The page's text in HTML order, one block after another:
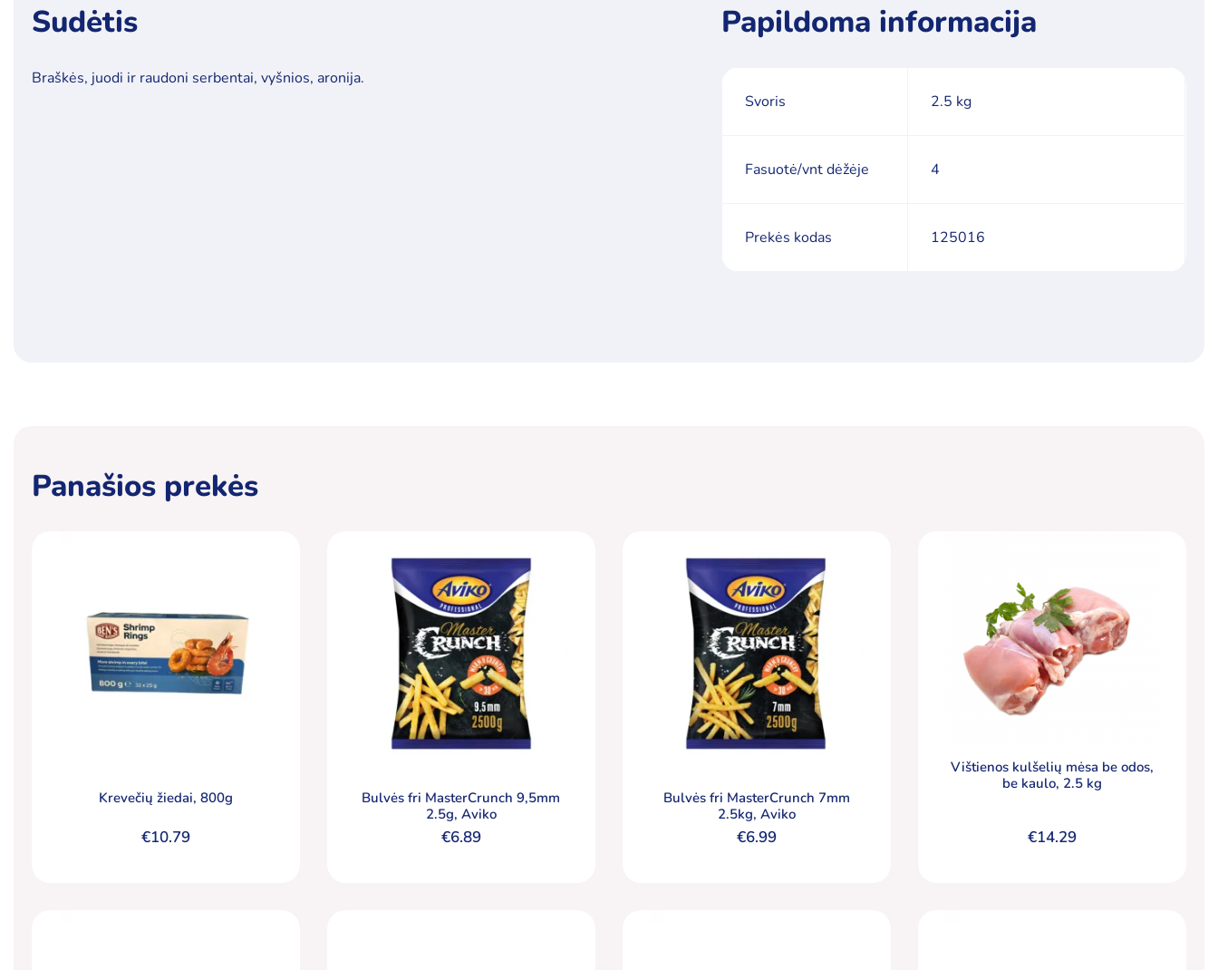
Sudėtis
Braškės, juodi ir raudoni serbentai, vyšnios, aronija.
Papildoma informacija
Svoris 2.5 kg
Fasuotė/vnt dėžėje 4
Prekės kodas 125016
Panašios prekės
Krevečių žiedai, 800g
€10.79
Bulvės fri MasterCrunch 9,5mm
2.5g, Aviko
€6.89
Bulvės fri MasterCrunch 7mm
2.5kg, Aviko
€6.99
Vištienos kulšelių mėsa be odos,
be kaulo, 2.5 kg
€14.29